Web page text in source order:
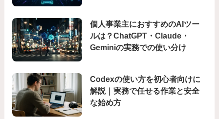
個人事業主におすすめのAIツー
ルは？ChatGPT・Claude・
Geminiの実務での使い分け
Codexの使い方を初心者向けに
解説｜実務で任せる作業と安全
な始め方